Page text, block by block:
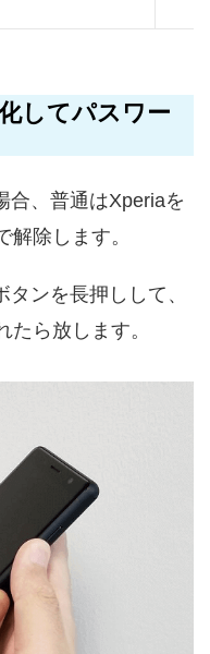
してパスワー
合、普通はXperiaを
除します。
ンを長押しして、
ら放します。